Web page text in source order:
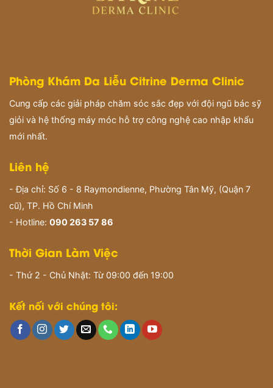
Phòng Khám Da Liễu Citrine Derma Clinic
Cung cấp các giải pháp chăm sóc sắc đẹp với đội ngũ bác sỹ
giỏi và hệ thống máy móc hỗ trợ công nghệ cao nhập khẩu
mới nhất.
Liên hệ
- Địa chỉ: Số 6 - 8 Raymondienne, Phường Tân Mỹ, (Quận 7
cũ), TP. Hồ Chí Minh
- Hotline: 090 263 57 86
Thời Gian Làm Việc
- Thứ 2 - Chủ Nhật: Từ 09:00 đến 19:00
Kết nối với chúng tôi: